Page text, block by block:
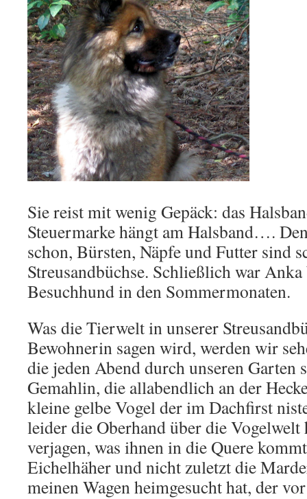
Sie reist mit wenig Gepäck: das
Steuermarke hängt am Halsband….
schon, Bürsten, Näpfe und Futter sind
Streusandbüchse. Schließlich war
Besuchhund in den Sommermonaten.
Was die Tierwelt in unserer
Bewohnerin sagen wird, werden wir
die jeden Abend durch unseren Garten
Gemahlin, die allabendlich an der
kleine gelbe Vogel der im Dachfirst
leider die Oberhand über die Vogelwelt
verjagen, was ihnen in die Quere
Eichelhäher und nicht zuletzt die
meinen Wagen heimgesucht hat, der